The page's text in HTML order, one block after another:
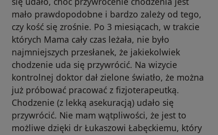
mało prawdopodobne i bardzo zależy od tego,
czy kość się zrośnie. Po 3 miesiącach, w trakcie
których Mama cały czas leżała, nie było
najmniejszych przesłanek, że jakiekolwiek
chodzenie uda się przywrócić. Na wizycie
kontrolnej doktor dał zielone światło, że można
już próbować pracować z fizjoterapeutką.
Chodzenie (z lekką asekuracją) udało się
przywrócić. Nie mam wątpliwości, że jest to
możliwe dzięki dr Łukaszowi Łabęckiemu, który